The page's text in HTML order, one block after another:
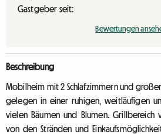
Gastgeber seit:
Bewertungen
Beschreibung
Mobilheim mit 2 Schlafzimmern und
gelegen in einer ruhigen, weitläufigen
vielen Bäumen und Blumen. Grillbereich
von den Stränden und